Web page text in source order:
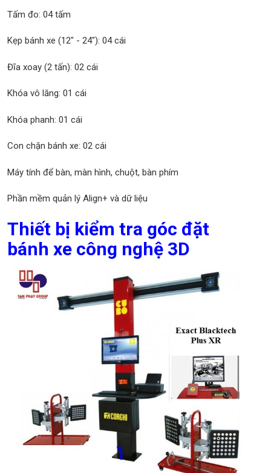
Tấm đo: 04 tấm
Kẹp bánh xe (12" - 24"): 04 cái
Đĩa xoay (2 tấn): 02 cái
Khóa vô lăng: 01 cái
Khóa phanh: 01 cái
Con chặn bánh xe: 02 cái
Máy tính để bàn, màn hình, chuột, bàn phím
Phần mềm quản lý Align+ và dữ liệu
Thiết bị kiểm tra góc đặt
bánh xe công nghệ 3D